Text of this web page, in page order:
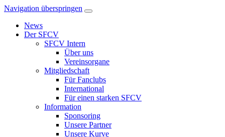
Navigation überspringen
News
Der SFCV
SFCV Intern
Über uns
Vereinsorgane
Mitgliedschaft
Für Fanclubs
International
Für einen starken SFCV
Information
Sponsoring
Unsere Partner
Unsere Kurve